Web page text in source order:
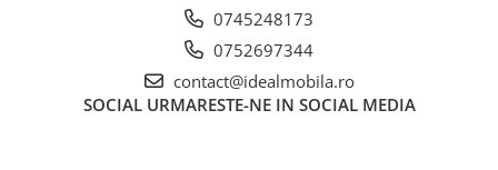
0745248173
0752697344
contact@idealmobila.ro
SOCIAL URMARESTE-NE IN SOCIAL MEDIA